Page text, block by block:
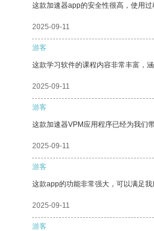
这款加速器app的安全性很高，使用
2025-09-11
游客
这款学习软件的课程内容非常丰富，
2025-09-11
游客
这款加速器VPM应用程序已经为我们
2025-09-11
游客
这款app的功能非常强大，可以满足
2025-09-11
游客